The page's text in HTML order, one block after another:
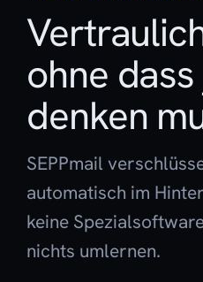
ohne
denken
SEPPmail
automatisch im
keine
nichts umlernen.